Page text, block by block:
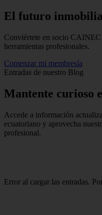
El futuro
Conviértete en socio
herramientas profesionales.
Comenzar mi membresía
Entradas de nuestro Blog
Mantente curioso
Accede a información
ecuatoriano y aprovecha
profesional.
Error al cargar las entradas.